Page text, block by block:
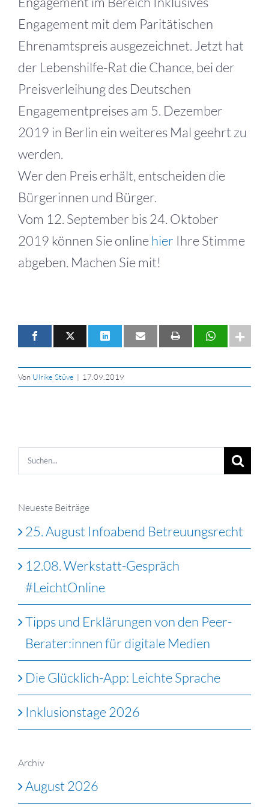
Engagement mit dem Paritätischen
Ehrenamtspreis ausgezeichnet. Jetzt hat
der Lebenshilfe-Rat die Chance, bei der
Preisverleihung des Deutschen
Engagementpreises am 5. Dezember
2019 in Berlin ein weiteres Mal geehrt zu
werden.
Wer den Preis erhält, entscheiden die
Bürgerinnen und Bürger.
Vom 12. September bis 24. Oktober
2019 können Sie onlinehier Ihre Stimme
abgeben. Machen Sie mit!
Von Ulrike Stüve | 17.09.2019
Suche
nach:
Neueste Beiträge
25. August Infoabend Betreuungsrecht
12.08. Werkstatt-Gespräch
#LeichtOnline
Tipps und Erklärungen von den Peer-
Berater:innen für digitale Medien
Die Glücklich-App: Leichte Sprache
Inklusionstage 2026
Archiv
August 2026